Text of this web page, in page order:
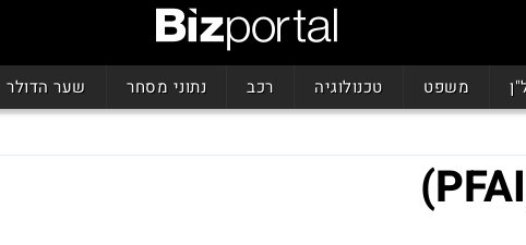
משפט טכנולוגיה רכב נתוני מסחר שער הדולר